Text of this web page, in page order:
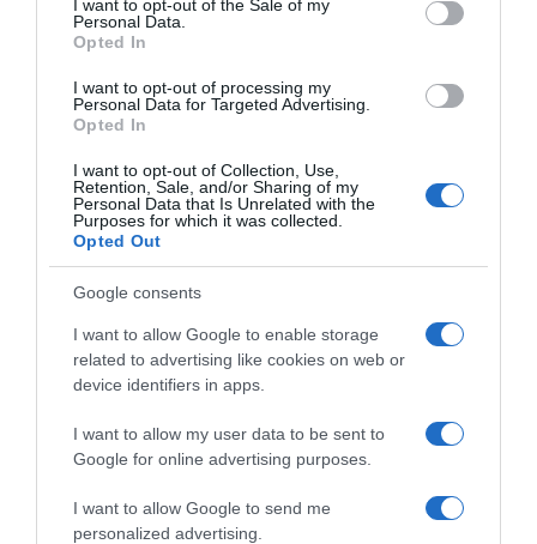
I want to opt-out of the Sale of my
Personal Data.
Opted In
I want to opt-out of processing my
Personal Data for Targeted Advertising.
Opted In
I want to opt-out of Collection, Use,
Retention, Sale, and/or Sharing of my
Personal Data that Is Unrelated with the
Purposes for which it was collected.
Opted Out
Google consents
I want to allow Google to enable storage
related to advertising like cookies on web or
device identifiers in apps.
I want to allow my user data to be sent to
Google for online advertising purposes.
I want to allow Google to send me
personalized advertising.
ljekaru.
se prenosi generacijama. Može biti zanimljiv dodatak ishrani, ali
ključ zdravlja i dalje ostaje u uravnoteženoj prehrani, kretanju i